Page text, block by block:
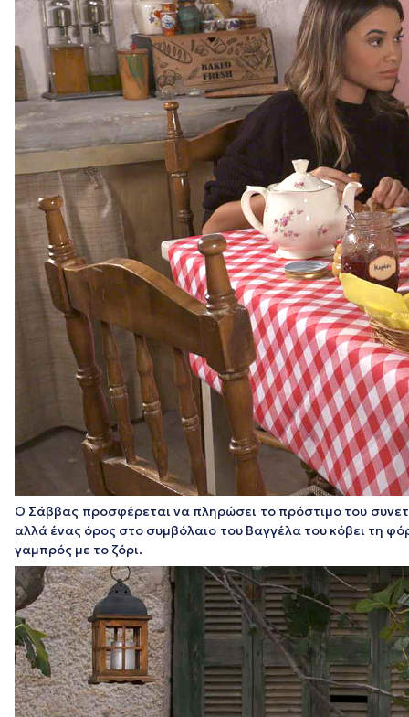
Ο Σάββας προσφέρεται να πληρώσει το πρόστιμο του
αλλά ένας όρος στο συμβόλαιο του Βαγγέλα του κόβει τη
γαμπρός με το ζόρι.